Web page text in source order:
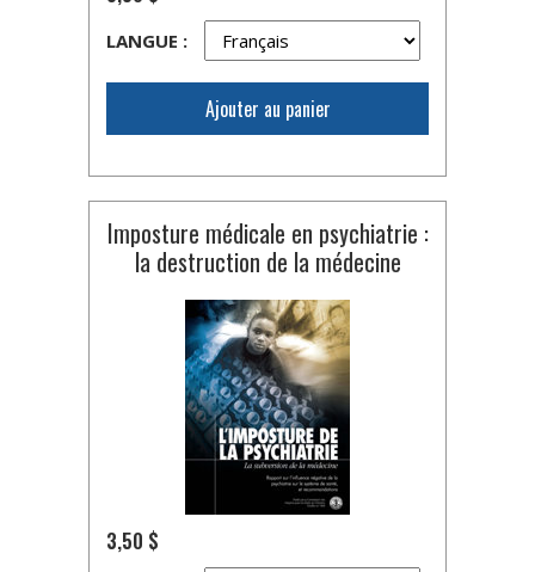
LANGUE :
Ajouter au panier
Imposture médicale en psychiatrie :
la destruction de la médecine
3,50 $